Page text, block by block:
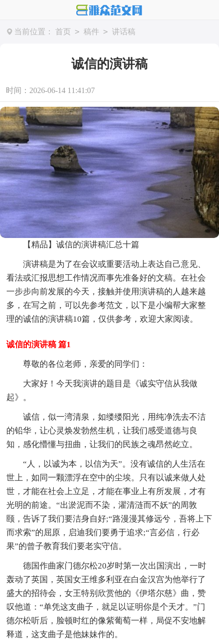
当前位置： 首页 > 稿件 > 讲话稿
诚信的演讲稿
时间：2026-06-14 11:41:07
【精品】诚信的演讲稿汇总十篇
演讲稿是为了在会议或重要活动上表达自己意见、
看法或汇报思想工作情况而事先准备好的文稿。在社会
一步步向前发展的今天，接触并使用演讲稿的人越来越
多，在写之前，可以先参考范文，以下是小编帮大家整
理的诚信的演讲稿10篇，仅供参考，欢迎大家阅读。
诚信的演讲稿 篇1
尊敬的各位老师，亲爱的同学们：
大家好！今天我演讲的题目是《诚实守信从我做
起》。
诚信，似一湾清泉，如缕缕阳光，用纯净洗去不洁
的铅华，让心灵焕发勃然生机，让我们感受道德与良
知，感化懵懂与扭曲，让我们的民族之魂昂然屹立。
“人，以诚为本，以信为天”。没有诚信的人生活在
世上，如同一颗漂浮在空中的尘埃。只有以诚来做人处
世，才能在社会上立足，才能在事业上有所发展，才有
光明的前途。“出淤泥而不染，濯清涟而不妖”的周敦
颐，告诉了我们要洁身自好;“路漫漫其修远兮，吾将上下
而求索”的屈原，启迪我们要勇于追求;“言必信，行必
果”的曾子教育我们要老实守信。
德国作曲家门德尔松20岁时第一次出国演出，一时
轰动了英国，英国女王维多利亚在白金汉宫为他举行了
盛大的招待会，女王特别欣赏他的《伊塔尔慈》曲，赞
叹他道：“单凭这支曲子，就足以证明你是个天才。”门
德尔松听后，脸顿时红的像紫葡萄一样，局促不安地解
释道，这支曲子是他妹妹作的。